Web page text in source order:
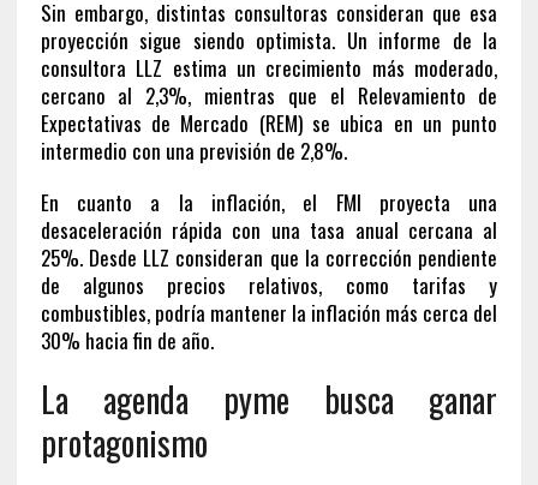
Sin embargo, distintas consultoras consideran que esa
proyección sigue siendo optimista. Un informe de la
consultora LLZ estima un crecimiento más moderado,
cercano al 2,3%, mientras que el Relevamiento de
Expectativas de Mercado (REM) se ubica en un punto
intermedio con una previsión de 2,8%.
En cuanto a la inflación, el FMI proyecta una
desaceleración rápida con una tasa anual cercana al
25%. Desde LLZ consideran que la corrección pendiente
de algunos precios relativos, como tarifas y
combustibles, podría mantener la inflación más cerca del
30% hacia fin de año.
La agenda pyme busca ganar
protagonismo